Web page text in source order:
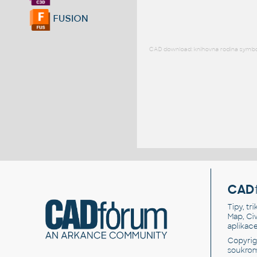
FUSION
CAD download: knihovna rodina
CAD
Tipy,
Map,